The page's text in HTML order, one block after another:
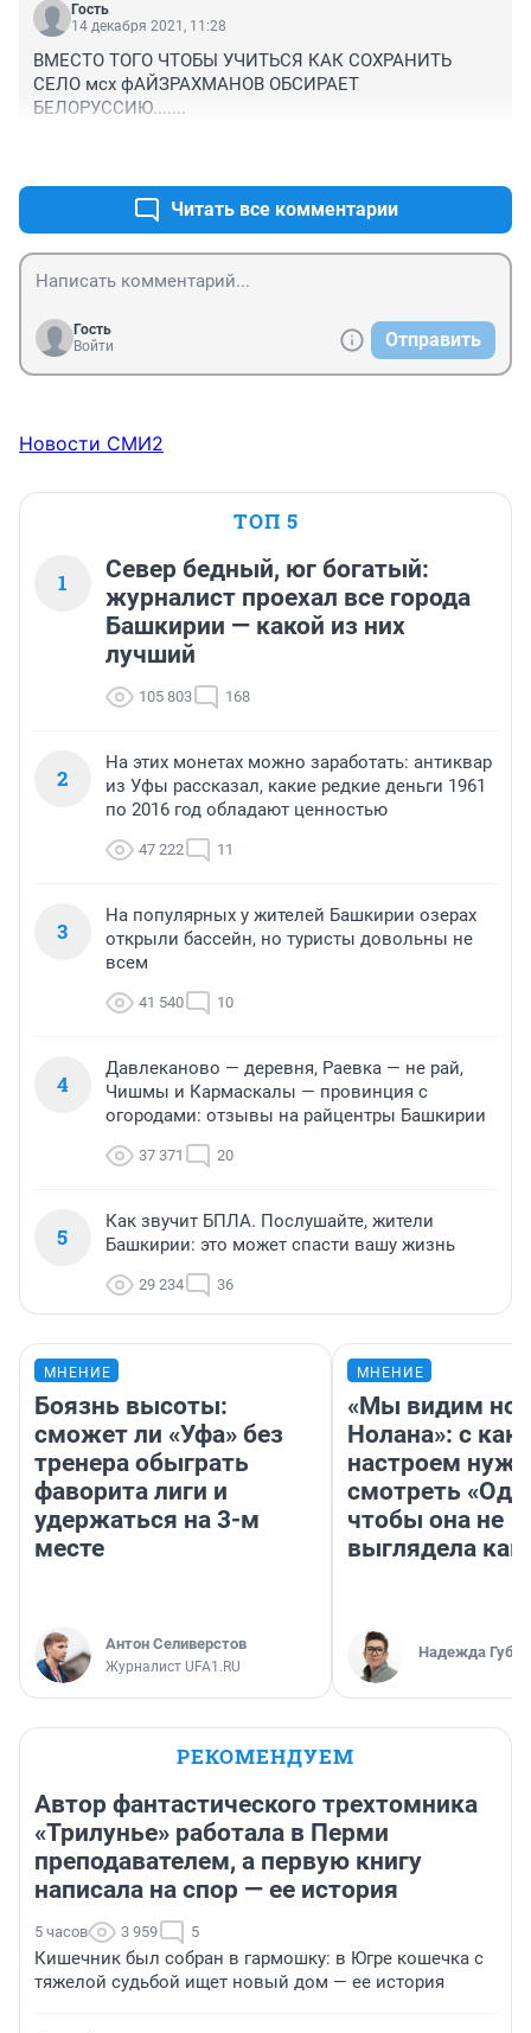
Гость
14 декабря 2021, 11:28
ВМЕСТО ТОГО ЧТОБЫ УЧИТЬСЯ КАК СОХРАНИТЬ
СЕЛО мсх фАЙЗРАХМАНОВ ОБСИРАЕТ
БЕЛОРУССИЮ.......
Читать все комментарии
Гость
Войти
Отправить
Новости СМИ2
ТОП 5
1
Север бедный, юг богатый:
журналист проехал все города
Башкирии — какой из них
лучший
105 803 168
2
На этих монетах можно заработать: антиквар
из Уфы рассказал, какие редкие деньги 1961
по 2016 год обладают ценностью
47 222 11
3
На популярных у жителей Башкирии озерах
открыли бассейн, но туристы довольны не
всем
41 540 10
4
Давлеканово — деревня, Раевка — не рай,
Чишмы и Кармаскалы — провинция с
огородами: отзывы на райцентры Башкирии
37 371 20
5
Как звучит БПЛА. Послушайте, жители
Башкирии: это может спасти вашу жизнь
29 234 36
МНЕНИЕ
Боязнь высоты:
сможет ли «Уфа» без
тренера обыграть
фаворита лиги и
удержаться на 3-м
месте
Антон Селиверстов
Журналист UFA1.RU
МНЕНИЕ
«Мы видим
Нолана»: с
настроем
смотреть
чтобы она не
выглядела как
Надежда
РЕКОМЕНДУЕМ
Автор фантастического трехтомника
«Трилунье» работала в Перми
преподавателем, а первую книгу
написала на спор — ее история
5 часов 3 959 5
Кишечник был собран в гармошку: в Югре кошечка с
тяжелой судьбой ищет новый дом — ее история